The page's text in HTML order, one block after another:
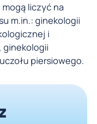
liczyć na
m.in.: ginekologii
i
piersiowego.